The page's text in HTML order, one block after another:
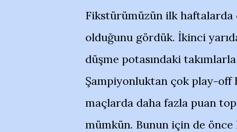
Fikstürümüzün ilk haftalarda
olduğunu gördük. İkinci
düşme potasındaki takımlarla
Şampiyonluktan çok play-
maçlarda daha fazla puan
mümkün. Bunun için de